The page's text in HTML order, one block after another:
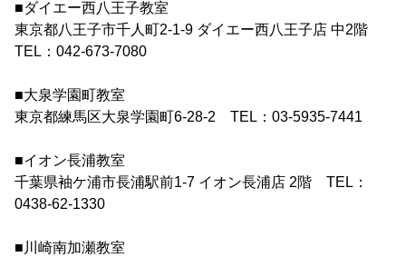
■ダイエー西八王子教室
東京都八王子市千人町2-1-9 ダイエー西八王子店 中2階
TEL：042-673-7080
■大泉学園町教室
東京都練馬区大泉学園町6-28-2 TEL：03-5935-7441
■イオン長浦教室
千葉県袖ケ浦市長浦駅前1-7 イオン長浦店 2階 TEL：
0438-62-1330
■川崎南加瀬教室